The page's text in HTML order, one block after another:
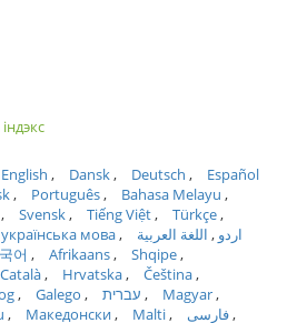
English Dansk Deutsch
Español
Português
Bahasa Melayu
Svensk Tiếng Việt
Türkçe
українська мова اردو
اللغة العربية
어 Afrikaans
Shqipe
Català Hrvatska
Čeština
Galego עברית
Magyar
Македонски Malti فارسی